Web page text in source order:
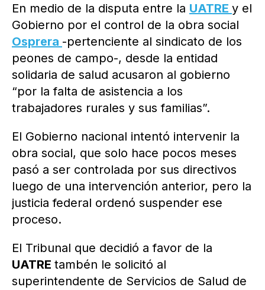
En medio de la disputa entre la UATRE y el
Gobierno por el control de la obra social
Osprera -pertenciente al sindicato de los
peones de campo-, desde la entidad
solidaria de salud acusaron al gobierno
“por la falta de asistencia a los
trabajadores rurales y sus familias”.
El Gobierno nacional intentó intervenir la
obra social, que solo hace pocos meses
pasó a ser controlada por sus directivos
luego de una intervención anterior, pero la
justicia federal ordenó suspender ese
proceso.
El Tribunal que decidió a favor de la
UATRE tambén le solicitó al
superintendente de Servicios de Salud de